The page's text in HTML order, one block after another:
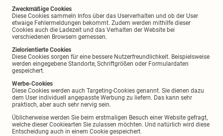
Zweckmäßige Cookies
Diese Cookies sammeln Infos über das Userverhalten und ob der User
etwaige Fehlermeldungen bekommt. Zudem werden mithilfe dieser
Cookies auch die Ladezeit und das Verhalten der Website bei
verschiedenen Browsern gemessen.
Zielorientierte Cookies
Diese Cookies sorgen für eine bessere Nutzerfreundlichkeit. Beispielsweise
werden eingegebene Standorte, Schriftgrößen oder Formulardaten
gespeichert.
Werbe-Cookies
Diese Cookies werden auch Targeting-Cookies genannt. Sie dienen dazu
dem User individuell angepasste Werbung zu liefern. Das kann sehr
praktisch, aber auch sehr nervig sein.
Üblicherweise werden Sie beim erstmaligen Besuch einer Website gefragt,
welche dieser Cookiearten Sie zulassen möchten. Und natürlich wird diese
Entscheidung auch in einem Cookie gespeichert.